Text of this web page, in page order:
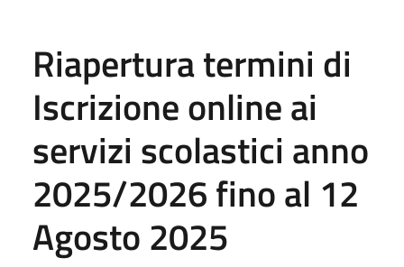
Riapertura termini di
Iscrizione online ai
servizi scolastici anno
2025/2026 fino al 12
Agosto 2025